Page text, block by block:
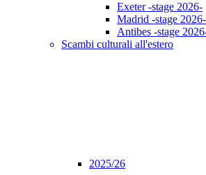
Exeter -stage 2026-
Madrid -stage 2026-
Antibes -stage
Scambi culturali all'estero
2025/26